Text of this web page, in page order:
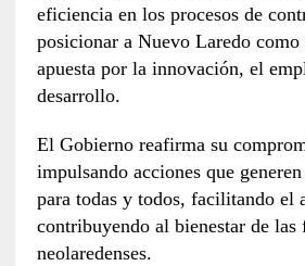
eficiencia en los procesos de
posicionar a Nuevo Laredo como
apuesta por la innovación, el
desarrollo.
El Gobierno reafirma su
impulsando acciones que
para todas y todos, facilitando el
contribuyendo al bienestar de las
neolaredenses.